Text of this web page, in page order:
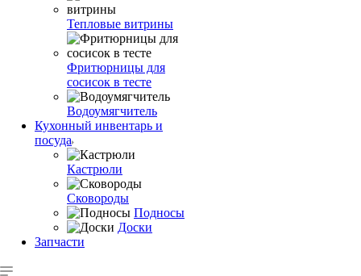
Тепловые витрины
Фритюрницы для
сосисок в тесте
Водоумягчитель
Кухонный инвентарь и
посуда
Кастрюли
Сковороды
Подносы
Доски
Запчасти